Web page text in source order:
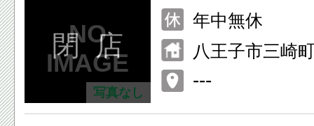
写真なし
閉 店
年中無休
八王子市三崎
---